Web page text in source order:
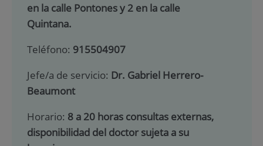
en la calle Pontones y 2 en la calle
Quintana.
Teléfono: 915504907
Jefe/a de servicio: Dr. Gabriel Herrero-
Beaumont
Horario: 8 a 20 horas consultas externas,
disponibilidad del doctor sujeta a su